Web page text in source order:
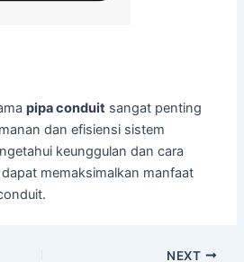
pipa conduit sangat penting
dan efisiensi sistem
keunggulan dan cara
memaksimalkan manfaat
NEXT